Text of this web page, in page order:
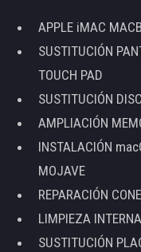
APPLE iMAC
SUSTITUCIÓN
TOUCH PAD
SUSTITUCIÓN
AMPLIACIÓN
INSTALACIÓN
MOJAVE
REPARACIÓN
LIMPIEZA
SUSTITUCIÓN